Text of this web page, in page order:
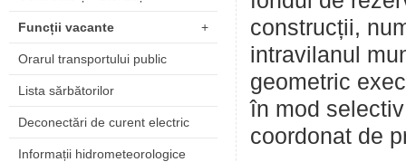
Funcții vacante +
Orarul transportului public
Lista sărbătorilor
Deconectări de curent electric
Informații hidrometeorologice
construcții,
intravilanul
geometric
în mod selectiv
coordonat de